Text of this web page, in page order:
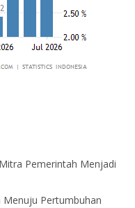
Pemerintah Menjadi
Menuju Pertumbuhan